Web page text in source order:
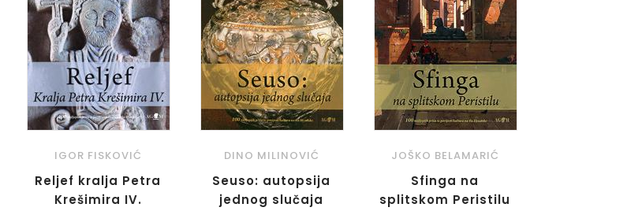
IGOR FISKOVIĆ
Reljef kralja Petra
Krešimira IV.
DINO MILINOVIĆ
Seuso: autopsija
jednog slučaja
JOŠKO BELAMARIĆ
Sfinga na
splitskom Peristilu